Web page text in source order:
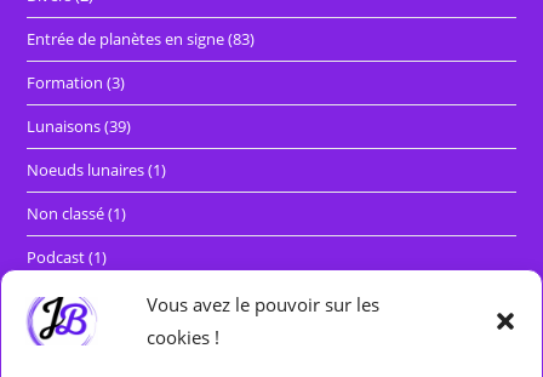
Vous avez le pouvoir sur les
cookies !
Entrée de planètes en signe(83)
Formation (3)
Lunaisons(39)
Noeuds lunaires(1)
Non classé(1)
Podcast(1)
Rétrogradations et marches directes(29)
Séminaires